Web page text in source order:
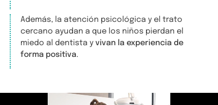
Además, la atención psicológica y el trato
cercano ayudan a que los niños pierdan el
miedo al dentista y vivan la experiencia de
forma positiva.